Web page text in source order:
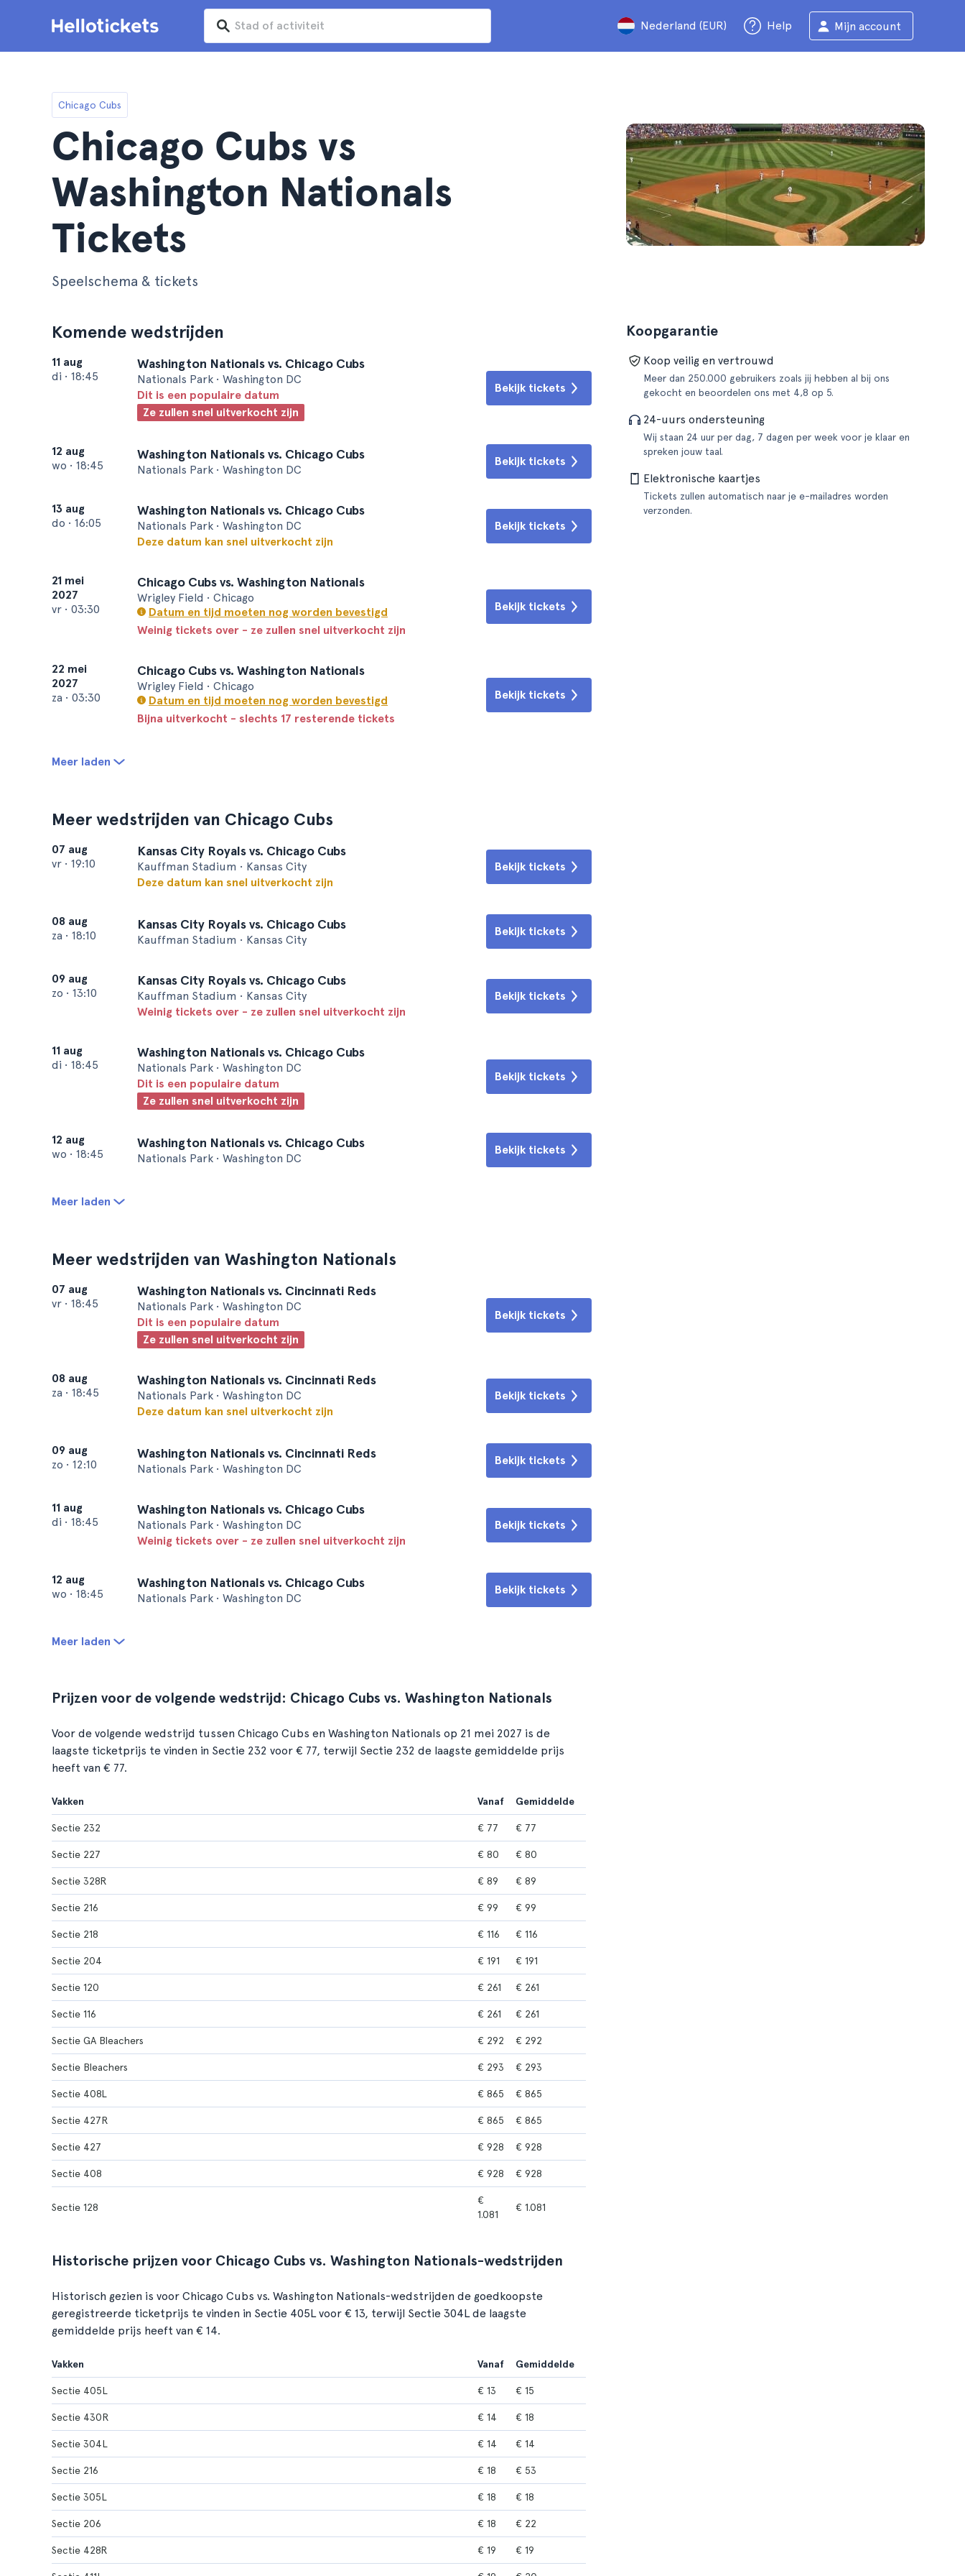
Nederland (EUR) Help Mijn account
Chicago Cubs
Chicago Cubs vs
Washington Nationals
Tickets
Speelschema & tickets
Komende wedstrijden
11 aug
di • 18:45
Washington Nationals vs. Chicago Cubs
Nationals Park • Washington DC
Dit is een populaire datum
Ze zullen snel uitverkocht zijn
Bekijk tickets
12 aug
wo • 18:45
Washington Nationals vs. Chicago Cubs
Nationals Park • Washington DC
Bekijk tickets
13 aug
do • 16:05
Washington Nationals vs. Chicago Cubs
Nationals Park • Washington DC
Deze datum kan snel uitverkocht zijn
Bekijk tickets
21 mei
2027
vr • 03:30
Chicago Cubs vs. Washington Nationals
Wrigley Field • Chicago
Datum en tijd moeten nog worden bevestigd
Weinig tickets over - ze zullen snel uitverkocht zijn
Bekijk tickets
22 mei
2027
za • 03:30
Chicago Cubs vs. Washington Nationals
Wrigley Field • Chicago
Datum en tijd moeten nog worden bevestigd
Bijna uitverkocht - slechts 17 resterende tickets
Bekijk tickets
Meer laden
Meer wedstrijden van Chicago Cubs
07 aug
vr • 19:10
Kansas City Royals vs. Chicago Cubs
Kauffman Stadium • Kansas City
Deze datum kan snel uitverkocht zijn
Bekijk tickets
08 aug
za • 18:10
Kansas City Royals vs. Chicago Cubs
Kauffman Stadium • Kansas City
Bekijk tickets
09 aug
zo • 13:10
Kansas City Royals vs. Chicago Cubs
Kauffman Stadium • Kansas City
Weinig tickets over - ze zullen snel uitverkocht zijn
Bekijk tickets
11 aug
di • 18:45
Washington Nationals vs. Chicago Cubs
Nationals Park • Washington DC
Dit is een populaire datum
Ze zullen snel uitverkocht zijn
Bekijk tickets
12 aug
wo • 18:45
Washington Nationals vs. Chicago Cubs
Nationals Park • Washington DC
Bekijk tickets
Meer laden
Meer wedstrijden van Washington Nationals
07 aug
vr • 18:45
Washington Nationals vs. Cincinnati Reds
Nationals Park • Washington DC
Dit is een populaire datum
Ze zullen snel uitverkocht zijn
Bekijk tickets
08 aug
za • 18:45
Washington Nationals vs. Cincinnati Reds
Nationals Park • Washington DC
Deze datum kan snel uitverkocht zijn
Bekijk tickets
09 aug
zo • 12:10
Washington Nationals vs. Cincinnati Reds
Nationals Park • Washington DC
Bekijk tickets
11 aug
di • 18:45
Washington Nationals vs. Chicago Cubs
Nationals Park • Washington DC
Weinig tickets over - ze zullen snel uitverkocht zijn
Bekijk tickets
12 aug
wo • 18:45
Washington Nationals vs. Chicago Cubs
Nationals Park • Washington DC
Bekijk tickets
Meer laden
Koopgarantie
Koop veilig en vertrouwd
Meer dan 250.000 gebruikers zoals jij hebben al bij ons
gekocht en beoordelen ons met 4,8 op 5.
24-uurs ondersteuning
Wij staan 24 uur per dag, 7 dagen per week voor je klaar en
spreken jouw taal.
Elektronische kaartjes
Tickets zullen automatisch naar je e-mailadres worden
verzonden.
Prijzen voor de volgende wedstrijd: Chicago Cubs vs. Washington Nationals
Voor de volgende wedstrijd tussen Chicago Cubs en Washington Nationals op 21 mei 2027 is de
laagste ticketprijs te vinden in Sectie 232 voor € 77, terwijl Sectie 232 de laagste gemiddelde prijs
heeft van € 77.
Vakken Vanaf Gemiddelde
Sectie 232 € 77 € 77
Sectie 227 € 80 € 80
Sectie 328R € 89 € 89
Sectie 216 € 99 € 99
Sectie 218 € 116 € 116
Sectie 204 € 191 € 191
Sectie 120 € 261 € 261
Sectie 116 € 261 € 261
Sectie GA Bleachers € 292 € 292
Sectie Bleachers € 293 € 293
Sectie 408L € 865 € 865
Sectie 427R € 865 € 865
Sectie 427 € 928 € 928
Sectie 408 € 928 € 928
Sectie 128
€
1.081
€ 1.081
Historische prijzen voor Chicago Cubs vs. Washington Nationals-wedstrijden
Historisch gezien is voor Chicago Cubs vs. Washington Nationals-wedstrijden de goedkoopste
geregistreerde ticketprijs te vinden in Sectie 405L voor € 13, terwijl Sectie 304L de laagste
gemiddelde prijs heeft van € 14.
Vakken Vanaf Gemiddelde
Sectie 405L € 13 € 15
Sectie 430R € 14 € 18
Sectie 304L € 14 € 14
Sectie 216 € 18 € 53
Sectie 305L € 18 € 18
Sectie 206 € 18 € 22
Sectie 428R € 19 € 19